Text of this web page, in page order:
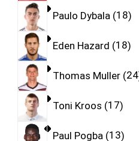
Paulo Dybala 18
Eden Hazard 18
Thomas Muller 24
Toni Kroos 17
Paul Pogba 13